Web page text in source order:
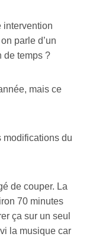
intervention
parle d’un
de temps ?
mais ce
modifications du
de couper. La
70 minutes
ça sur un seul
la musique car